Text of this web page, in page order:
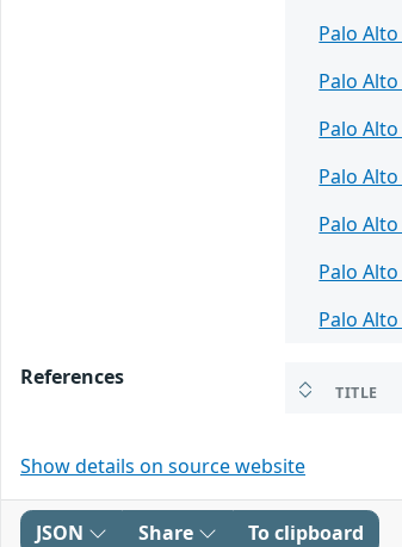
Palo
Palo
Palo
Palo
Palo
Palo
Palo
References
TITLE
Show details on source website
JSON Share To clipboard